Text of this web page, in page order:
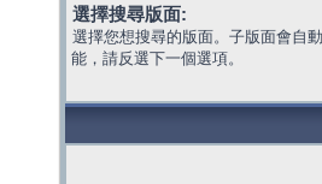
選擇搜尋版面:
選擇您想搜尋的版面。子版面會自
能，請反選下一個選項。